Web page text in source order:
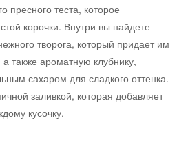
пресного теста, которое
корочки. Внутри вы найдете
творога, который придает им
также ароматную клубнику,
сахаром для сладкого оттенка.
заливкой, которая добавляет
кусочку.